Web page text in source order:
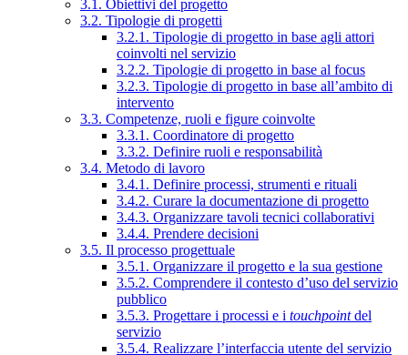
3.1. Obiettivi del progetto
3.2. Tipologie di progetti
3.2.1. Tipologie di progetto in base agli attori
coinvolti nel servizio
3.2.2. Tipologie di progetto in base al focus
3.2.3. Tipologie di progetto in base all’ambito di
intervento
3.3. Competenze, ruoli e figure coinvolte
3.3.1. Coordinatore di progetto
3.3.2. Definire ruoli e responsabilità
3.4. Metodo di lavoro
3.4.1. Definire processi, strumenti e rituali
3.4.2. Curare la documentazione di progetto
3.4.3. Organizzare tavoli tecnici collaborativi
3.4.4. Prendere decisioni
3.5. Il processo progettuale
3.5.1. Organizzare il progetto e la sua gestione
3.5.2. Comprendere il contesto d’uso del servizio
pubblico
3.5.3. Progettare i processi e i touchpointdel
servizio
3.5.4. Realizzare l’interfaccia utente del servizio